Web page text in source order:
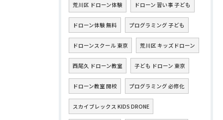
荒川区 ドローン体験 ドローン 習い事 子ども
ドローン体験 無料 プログラミング 子ども
ドローンスクール 東京 荒川区 キッズドローン
西尾久 ドローン教室 子ども ドローン 東京
ドローン教室 開校 プログラミング 必修化
スカイブレックス KIDS DRONE